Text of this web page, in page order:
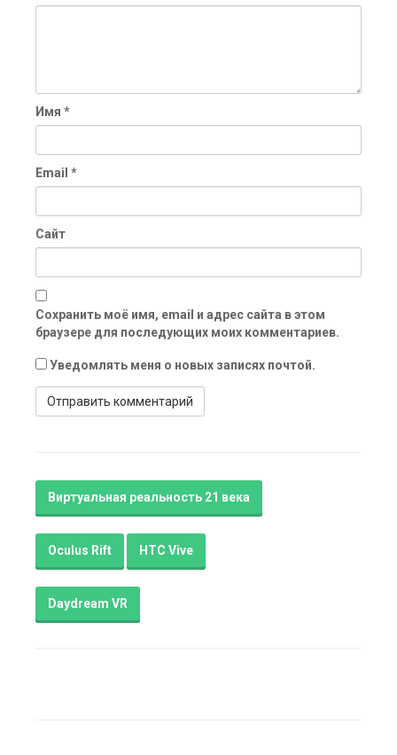
Имя *
Email *
Сайт
Сохранить моё имя, email и адрес сайта в этом
браузере для последующих моих комментариев.
Уведомлять меня о новых записях почтой.
Виртуальная реальность 21 века
Oculus Rift HTC Vive
Daydream VR